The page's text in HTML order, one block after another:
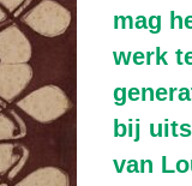
mag
werk
bij
van